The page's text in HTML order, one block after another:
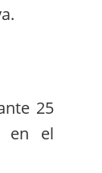
25
en el